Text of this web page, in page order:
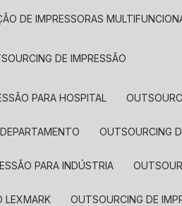
DE IMPRESSORAS
DE IMPRESSÃO
PARA HOSPITAL
OUTSOURCING
PARA INDÚSTRIA
LEXMARK OUTSOURCING DE